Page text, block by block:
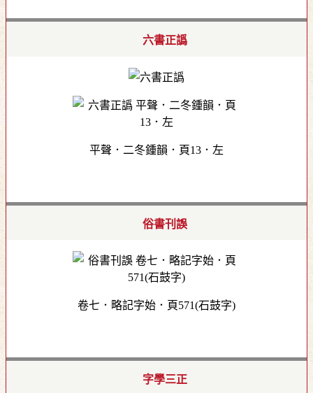
六書正譌
平聲．二冬鍾韻．頁13．左
俗書刊誤
卷七．略記字始．頁571(石鼓字)
字學三正